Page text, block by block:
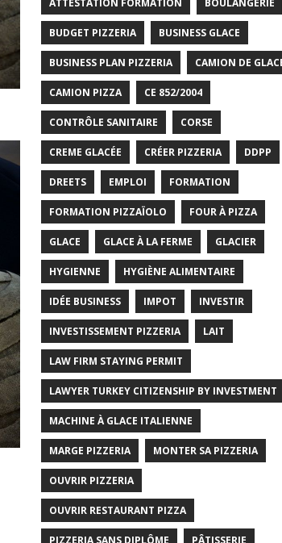
ATTESTATION FORMATION BOULANGERIE
BUDGET PIZZERIA BUSINESS GLACE
BUSINESS PLAN PIZZERIA CAMION DE
CAMION PIZZA CE 852/2004
CONTRÔLE SANITAIRE CORSE
CREME GLACÉE CRÉER PIZZERIA DDPP
DREETS EMPLOI FORMATION
FORMATION PIZZAÏOLO FOUR À PIZZA
GLACE GLACE À LA FERME GLACIER
HYGIENNE HYGIÈNE ALIMENTAIRE
IDÉE BUSINESS IMPOT INVESTIR
INVESTISSEMENT PIZZERIA LAIT
LAW FIRM STAYING PERMIT
LAWYER TURKEY CITIZENSHIP BY INVESTMENT
MACHINE À GLACE ITALIENNE
MARGE PIZZERIA MONTER SA PIZZERIA
OUVRIR PIZZERIA
OUVRIR RESTAURANT PIZZA
PIZZERIA SANS DIPLÔME PÂTISSERIE